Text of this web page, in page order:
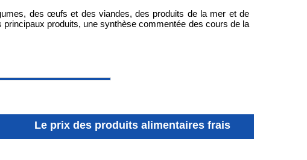
des œufs et des viandes, des produits de la mer et de
produits, une synthèse commentée des cours de la
Le prix des produits alimentaires frais